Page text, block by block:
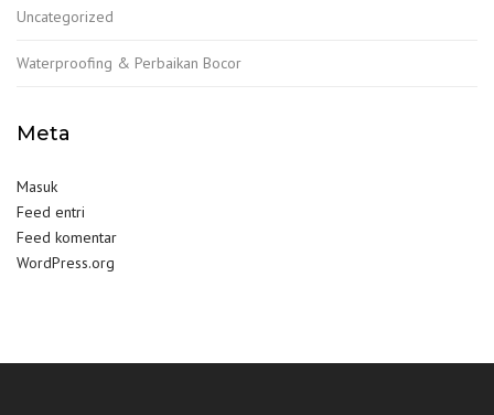
Uncategorized
Waterproofing & Perbaikan Bocor
Meta
Masuk
Feed entri
Feed komentar
WordPress.org